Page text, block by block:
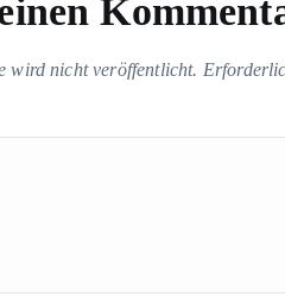
wird nicht veröffentlicht.